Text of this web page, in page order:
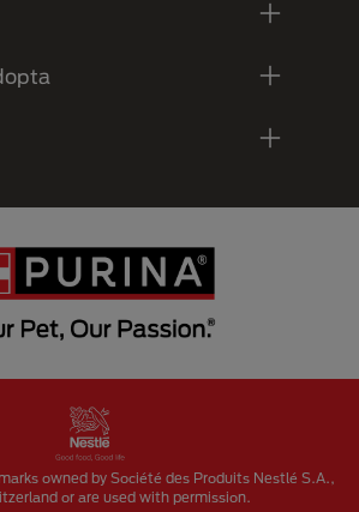
owned by Société des Produits Nestlé S.A.,
or are used with permission.